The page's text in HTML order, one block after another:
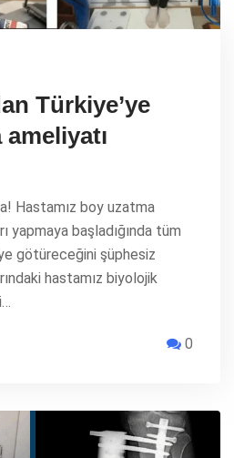
Türkiye’ye
Hastamız boy uzatma
yapmaya başladığında tüm
götüreceğini şüphesiz
hastamız biyolojik
0